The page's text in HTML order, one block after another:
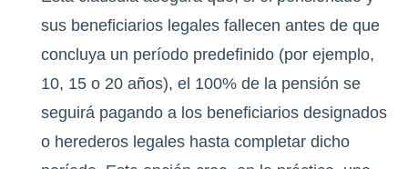
sus beneficiarios legales fallecen antes de que
concluya un período predefinido (por ejemplo,
10, 15 o 20 años), el 100% de la pensión se
seguirá pagando a los beneficiarios designados
o herederos legales hasta completar dicho